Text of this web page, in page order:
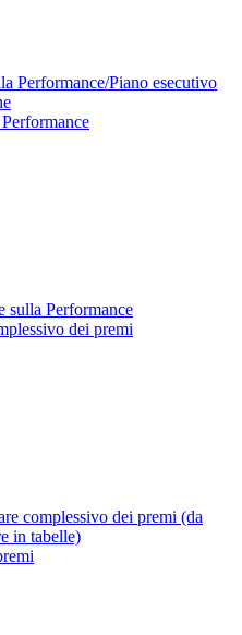
Performance/Piano esecutivo
sulla Performance
dei premi
complessivo dei premi (da
in tabelle)